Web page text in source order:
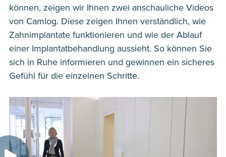
können, zeigen wir Ihnen zwei anschauliche Videos
von Camlog. Diese zeigen Ihnen verständlich, wie
Zahnimplantate funktionieren und wie der Ablauf
einer Implantatbehandlung aussieht. So können Sie
sich in Ruhe informieren und gewinnen ein sicheres
Gefühl für die einzelnen Schritte.